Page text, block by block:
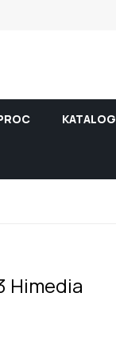
KATALOG
Himedia